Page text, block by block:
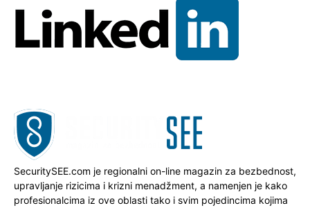
SecuritySEE.com je regionalni on-line magazin za bezbednost,
upravljanje rizicima i krizni menadžment, a namenjen je kako
profesionalcima iz ove oblasti tako i svim pojedincima kojima